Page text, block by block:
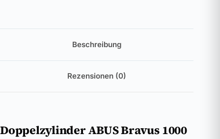
Beschreibung
Rezensionen (0)
Doppelzylinder ABUS Bravus 1000